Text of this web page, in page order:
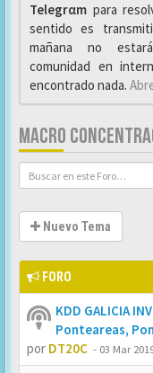
Telegrαm para
sentido es
mañana no
comunidad en
encontrado nada.
MACRO
Nuevo Tema
FORO
KDD GALICIA
Ponteareas,
por DT20C - 03 Mar